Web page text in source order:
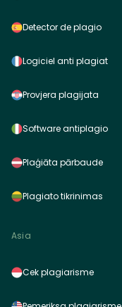
Detector de plagio
Logiciel anti plagiat
Provjera plagijata
Software antiplagio
Plaģiāta pārbaude
Plagiato tikrinimas
Asia
Cek plagiarisme